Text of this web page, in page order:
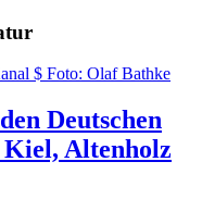
Deutschen
Altenholz